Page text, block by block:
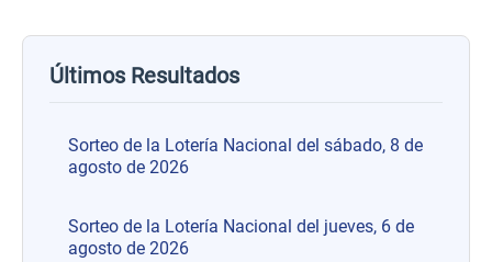
Últimos Resultados
Sorteo de la Lotería Nacional del sábado, 8 de
agosto de 2026
Sorteo de la Lotería Nacional del jueves, 6 de
agosto de 2026